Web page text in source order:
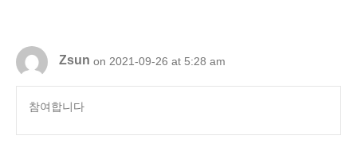
Zsun on 2021-09-26 at 5:28 am
참여합니다